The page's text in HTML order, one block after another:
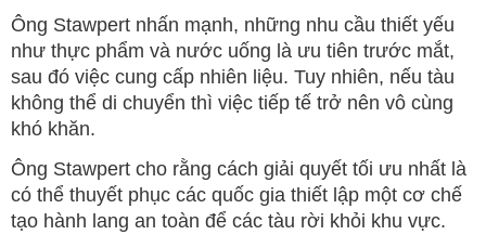
Ông Stawpert nhấn mạnh, những nhu cầu thiết yếu
như thực phẩm và nước uống là ưu tiên trước mắt,
sau đó việc cung cấp nhiên liệu. Tuy nhiên, nếu tàu
không thể di chuyển thì việc tiếp tế trở nên vô cùng
khó khăn.
Ông Stawpert cho rằng cách giải quyết tối ưu nhất là
có thể thuyết phục các quốc gia thiết lập một cơ chế
tạo hành lang an toàn để các tàu rời khỏi khu vực.